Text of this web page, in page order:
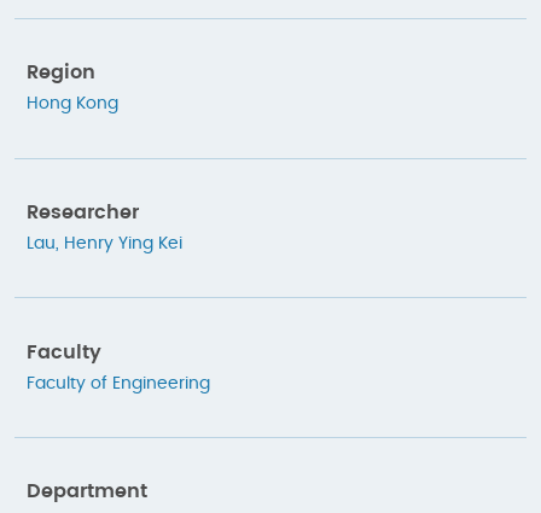
Region
Hong Kong
Researcher
Lau, Henry Ying Kei
Faculty
Faculty of Engineering
Department